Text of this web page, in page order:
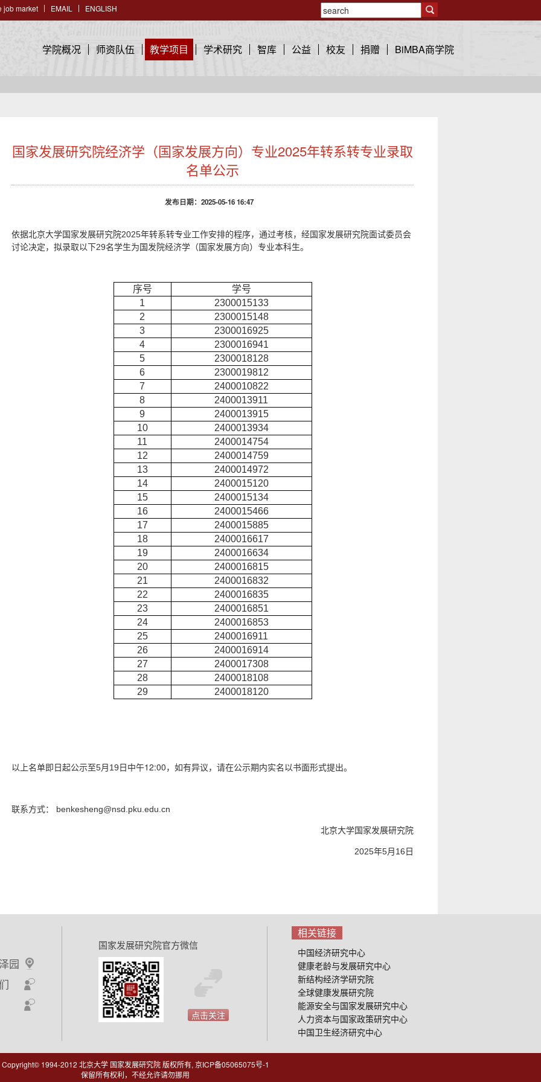
job market EMAIL ENGLISH
学院概况 师资队伍 教学项目 学术研究 智库 公益 校友 捐赠 BiMBA商学院
国家发展研究院经济学（国家发展方向）专业2025年转系转专业录取
名单公示
发布日期：2025-05-16 16:47
依据北京大学国家发展研究院2025年转系转专业工作安排的程序，通过考核，经国家发展研究院面试委员会
讨论决定，拟录取以下29名学生为国发院经济学（国家发展方向）专业本科生。
序号
学号
1
2300015133
2
2300015148
3
2300016925
4
2300016941
5
2300018128
6
2300019812
7
2400010822
8
2400013911
9
2400013915
10
2400013934
11
2400014754
12
2400014759
13
2400014972
14
2400015120
15
2400015134
16
2400015466
17
2400015885
18
2400016617
19
2400016634
20
2400016815
21
2400016832
22
2400016835
23
2400016851
24
2400016853
25
2400016911
26
2400016914
27
2400017308
28
2400018108
29
2400018120
以上名单即日起公示至5月19日中午12:00，如有异议，请在公示期内实名以书面形式提出。
联系方式： benkesheng@nsd.pku.edu.cn
北京大学国家发展研究院
2025年5月16日
园
国家发展研究院官方微信
点击关注
相关链接
中国经济研究中心
健康老龄与发展研究中心
新结构经济学研究院
全球健康发展研究院
能源安全与国家发展研究中心
人力资本与国家政策研究中心
中国卫生经济研究中心
Copyright© 1994-2012 北京大学 国家发展研究院 版权所有, 京ICP备05065075号-1
保留所有权利，不经允许请勿挪用